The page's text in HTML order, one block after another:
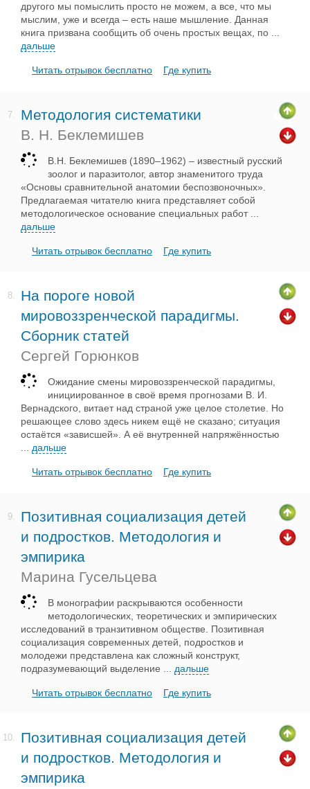
другого мы помыслить просто не можем, а все, что мы
мыслим, уже и всегда – есть наше мышление. Данная
книга призвана сообщить об очень простых вещах, по
дальше
Читать отрывок бесплатно Где купить
7.
Методология систематики
В. Н. Беклемишев
В.Н. Беклемишев (1890–1962) – известный русский
зоолог и паразитолог, автор знаменитого труда
«Основы сравнительной анатомии беспозвоночных».
Предлагаемая читателю книга представляет собой
методологическое основание специальных работ
дальше
Читать отрывок бесплатно Где купить
8.
На пороге новой
мировоззренческой парадигмы.
Сборник статей
Сергей Горюнков
Ожидание смены мировоззренческой парадигмы,
инициированное в своё время прогнозами В. И.
Вернадского, витает над страной уже целое столетие. Но
решающее слово здесь никем ещё не сказано; ситуация
остаётся «зависшей». А её внутренней напряжённостью
дальше
Читать отрывок бесплатно Где купить
9.
Позитивная социализация детей
и подростков. Методология и
эмпирика
Марина Гусельцева
В монографии раскрываются особенности
методологических, теоретических и эмпирических
исследований в транзитивном обществе. Позитивная
социализация современных детей, подростков и
молодежи представлена как сложный конструкт,
подразумевающий выделение
дальше
Читать отрывок бесплатно Где купить
10.
Позитивная социализация детей
и подростков. Методология и
эмпирика